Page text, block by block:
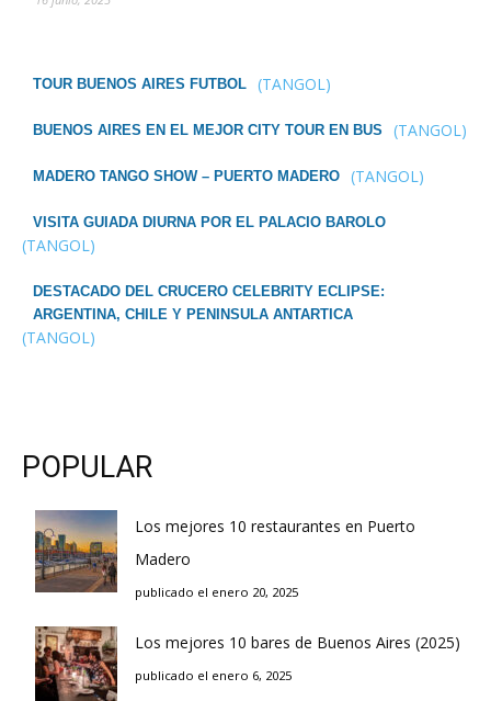
TOUR BUENOS AIRES FUTBOL (TANGOL)
BUENOS AIRES EN EL MEJOR CITY TOUR EN BUS (TANGOL)
MADERO TANGO SHOW – PUERTO MADERO (TANGOL)
VISITA GUIADA DIURNA POR EL PALACIO BAROLO
(TANGOL)
DESTACADO DEL CRUCERO CELEBRITY ECLIPSE:
ARGENTINA, CHILE Y PENINSULA ANTARTICA
(TANGOL)
POPULAR
Los mejores 10 restaurantes en Puerto
Madero
publicado el enero 20, 2025
Los mejores 10 bares de Buenos Aires (2025)
publicado el enero 6, 2025